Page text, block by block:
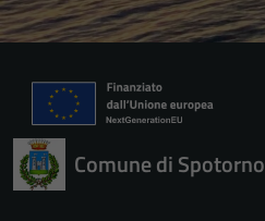
Comune di Spotorno